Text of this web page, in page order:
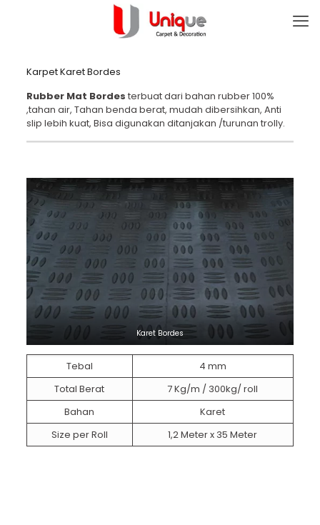
Karpet Karet Bordes
Rubber Mat Bordes terbuat dari bahan rubber 100%
,tahan air, Tahan benda berat, mudah dibersihkan, Anti
slip lebih kuat, Bisa digunakan ditanjakan /turunan trolly.
Karet Bordes
Tebal
4 mm
Total Berat
7 Kg/m / 300kg/ roll
Bahan
Karet
Size per Roll
1,2 Meter x 35 Meter